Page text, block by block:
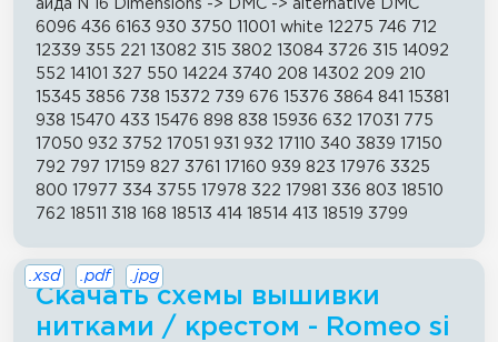
айда N 16 Dimensions -> DMC -> alternative DMC
6096 436 6163 930 3750 11001 white 12275 746 712
12339 355 221 13082 315 3802 13084 3726 315 14092
552 14101 327 550 14224 3740 208 14302 209 210
15345 3856 738 15372 739 676 15376 3864 841 15381
938 15470 433 15476 898 838 15936 632 17031 775
17050 932 3752 17051 931 932 17110 340 3839 17150
792 797 17159 827 3761 17160 939 823 17976 3325
800 17977 334 3755 17978 322 17981 336 803 18510
762 18511 318 168 18513 414 18514 413 18519 3799
Скачать схемы вышивки
нитками / крестом - Romeo si
.xsd .pdf .jpg